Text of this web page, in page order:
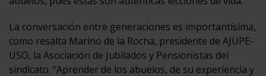
La conversación entre generaciones es importantísima,
como resalta Marino de la Rocha, presidente de AJUPE-
USO, la Asociación de Jubilados y Pensionistas del
sindicato. “Aprender de los abuelos, de su experiencia y